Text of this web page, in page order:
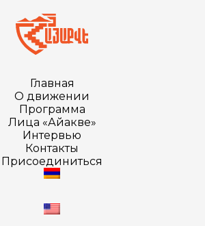
Главная
О движении
Программа
Лица «Айакве»
Интервью
Контакты
Присоединиться